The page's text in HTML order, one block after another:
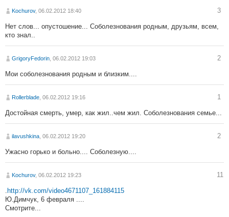
Kochurov, 06.02.2012 18:40 3
Нет слов... опустошение... Соболезнования родным, друзьям, всем,
кто знал..
GrigoryFedorin , 06.02.2012 19:03 2
Мои соболезнования родным и близким....
Rollerblade , 06.02.2012 19:16 1
Достойная смерть, умер, как жил..чем жил. Соболезнования семье...
ilavushkina , 06.02.2012 19:20 2
Ужасно горько и больно.... Соболезную....
Kochurov, 06.02.2012 19:23 11
. http://vk.com/video4671107_161884115
Ю.Димчук, 6 февраля ....
Смотрите...